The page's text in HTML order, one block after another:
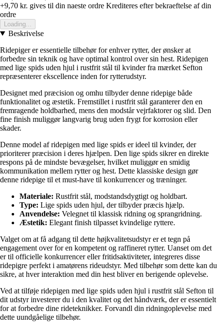
+9,70 kr. gives til din naeste ordre Krediteres efter bekraeftelse af din
ordre
Loading...
Beskrivelse
Ridepiger er essentielle tilbehør for enhver rytter, der ønsker at
forbedre sin teknik og have optimal kontrol over sin hest. Ridepigen
med lige spids uden hjul i rustfrit stål til kvinder fra mærket Sefton
repræsenterer ekscellence inden for rytterudstyr.
Designet med præcision og omhu tilbyder denne ridepige både
funktionalitet og æstetik. Fremstillet i rustfrit stål garanterer den en
fremragende holdbarhed, mens den modstår vejrfaktorer og slid. Den
fine finish muliggør langvarig brug uden frygt for korrosion eller
skader.
Denne model af ridepigen med lige spids er ideel til kvinder, der
prioriterer præcision i deres hjælpen. Den lige spids sikrer en direkte
respons på de mindste bevægelser, hvilket muliggør en smidig
kommunikation mellem rytter og hest. Dette klassiske design gør
denne ridepige til et must-have til konkurrencer og træninger.
Materiale: Rustfrit stål, modstandsdygtigt og holdbart.
Type: Lige spids uden hjul, der tilbyder præcis hjælp.
Anvendelse: Velegnet til klassisk ridning og sprangridning.
Æstetik: Elegant finish tilpasset kvindelige ryttere.
Valget om at få adgang til dette højkvalitetsudstyr er et tegn på
engagement over for en kompetent og raffineret rytter. Uanset om det
er til officielle konkurrencer eller fritidsaktiviteter, integreres disse
ridepigre perfekt i amatørens rideudstyr. Med tilbehør som dette kan du
sikre, at hver interaktion med din hest bliver en berigende oplevelse.
Ved at tilføje ridepigen med lige spids uden hjul i rustfrit stål Sefton til
dit udstyr investerer du i den kvalitet og det håndværk, der er essentielt
for at forbedre dine rideteknikker. Forvandl din ridningoplevelse med
dette uundgåelige tilbehør.